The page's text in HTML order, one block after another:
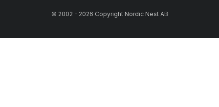
© 2002 - 2026 Copyright Nordic Nest AB